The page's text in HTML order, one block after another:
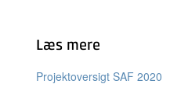
Læs mere
Projektoversigt SAF 2020